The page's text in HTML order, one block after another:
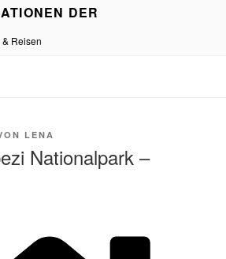
DER
Reisen
LENA
Nationalpark –